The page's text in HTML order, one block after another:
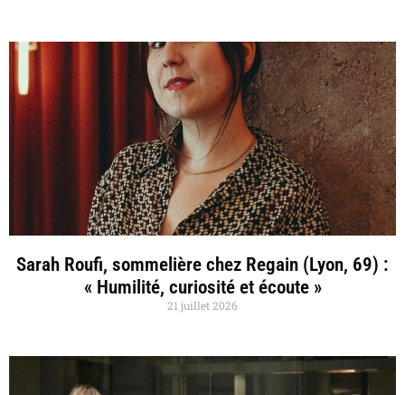
Sarah Roufi, sommelière chez Regain (Lyon, 69) :
« Humilité, curiosité et écoute »
21 juillet 2026